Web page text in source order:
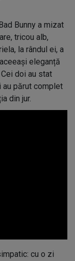
Bunny a mizat
tricou alb,
la rândul ei, a
eleganță
doi au stat
au părut complet
din jur.
cu o zi